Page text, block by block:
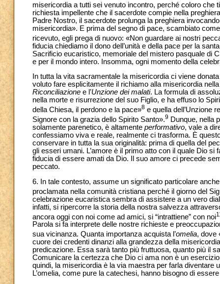
misericordia a tutti sei venuto incontro, perché coloro
richiesta impellente che il sacerdote compie nella
Padre Nostro, il sacerdote prolunga la preghiera
misericordia». E prima del segno di pace, scambiato
ricevuto, egli prega di nuovo: «Non guardare ai nostri
fiducia chiediamo il dono dell’unità e della pace per la
Sacrificio eucaristico, memoriale del mistero pasquale di
e per il mondo intero. Insomma, ogni momento della
In tutta la vita sacramentale la misericordia ci viene
voluto fare esplicitamente il richiamo alla misericordia
Riconciliazione e l’Unzione dei malati. La formula di
nella morte e risurrezione del suo Figlio, e ha effuso lo
della Chiesa, il perdono e la pace»8 e quella dell’Unzione
Signore con la grazia dello Spirito Santo».9 Dunque, nella
solamente parenetico, è altamente performativo, vale a
confessiamo viva e reale, realmente ci trasforma. È
conservare in tutta la sua originalità: prima di quella del
gli esseri umani. L’amore è il primo atto con il quale Dio
fiducia di essere amati da Dio. Il suo amore ci precede
peccato.
6. In tale contesto, assume un significato particolare anche
proclamata nella comunità cristiana perché il giorno del
celebrazione eucaristica sembra di assistere a un vero
infatti, si ripercorre la storia della nostra salvezza
ancora oggi con noi come ad amici, si “intrattiene” con noi
Parola si fa interprete delle nostre richieste e
sua vicinanza. Quanta importanza acquista l’omelia, dove
cuore dei credenti dinanzi alla grandezza della
predicazione. Essa sarà tanto più fruttuosa, quanto più il
Comunicare la certezza che Dio ci ama non è un
quindi, la misericordia è la via maestra per farla diventare
L’omelia, come pure la catechesi, hanno bisogno di